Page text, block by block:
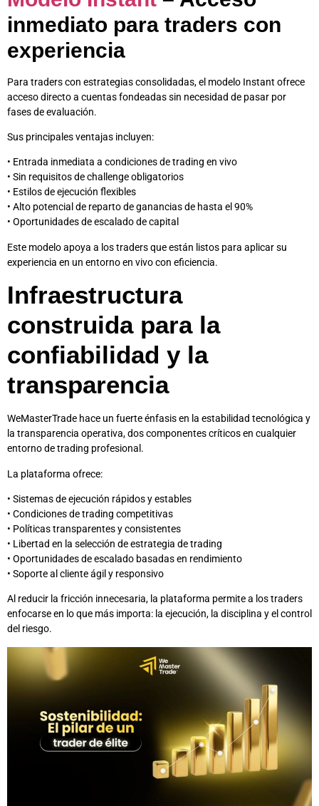
inmediato para traders con
experiencia
Para traders con estrategias consolidadas, el modelo Instant ofrece
acceso directo a cuentas fondeadas sin necesidad de pasar por
fases de evaluación.
Sus principales ventajas incluyen:
• Entrada inmediata a condiciones de trading en vivo
• Sin requisitos de challenge obligatorios
• Estilos de ejecución flexibles
• Alto potencial de reparto de ganancias de hasta el 90%
• Oportunidades de escalado de capital
Este modelo apoya a los traders que están listos para aplicar su
experiencia en un entorno en vivo con eficiencia.
Infraestructura
construida para la
confiabilidad y la
transparencia
WeMasterTrade hace un fuerte énfasis en la estabilidad tecnológica y
la transparencia operativa, dos componentes críticos en cualquier
entorno de trading profesional.
La plataforma ofrece:
• Sistemas de ejecución rápidos y estables
• Condiciones de trading competitivas
• Políticas transparentes y consistentes
• Libertad en la selección de estrategia de trading
• Oportunidades de escalado basadas en rendimiento
• Soporte al cliente ágil y responsivo
Al reducir la fricción innecesaria, la plataforma permite a los traders
enfocarse en lo que más importa: la ejecución, la disciplina y el control
del riesgo.